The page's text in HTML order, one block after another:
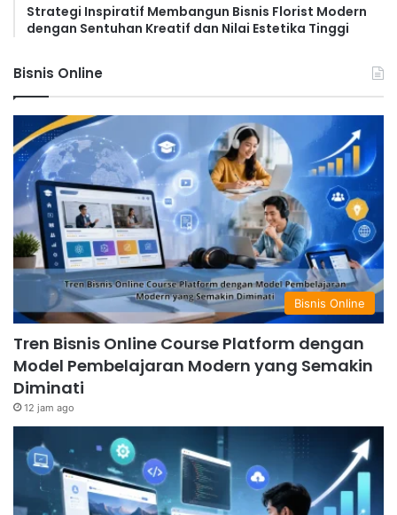
Strategi Inspiratif Membangun Bisnis Florist Modern
dengan Sentuhan Kreatif dan Nilai Estetika Tinggi
Bisnis Online
Bisnis Online
Tren Bisnis Online Course Platform dengan
Model Pembelajaran Modern yang Semakin
Diminati
12 jam ago